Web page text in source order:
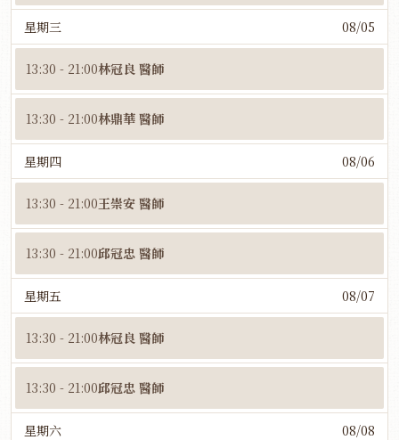
星期三 08/05
13:30 - 21:00林冠良 醫師
13:30 - 21:00林鼎華 醫師
星期四 08/06
13:30 - 21:00王崇安 醫師
13:30 - 21:00邱冠忠 醫師
星期五 08/07
13:30 - 21:00林冠良 醫師
13:30 - 21:00邱冠忠 醫師
星期六 08/08